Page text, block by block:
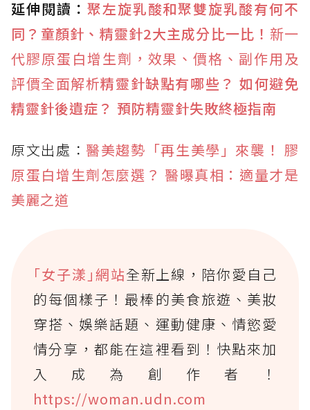
延伸閱讀： 聚左旋乳酸和聚雙旋乳酸有何不
同？童顏針、精靈針2大主成分比一比！ 新一
代膠原蛋白增生劑，效果、價格、副作用及
評價全面解析精靈針缺點有哪些？ 如何避免
精靈針後遺症？ 預防精靈針失敗終極指南
原文出處：醫美趨勢「再生美學」來襲！ 膠
原蛋白增生劑怎麼選？ 醫曝真相：適量才是
美麗之道
｢女子漾｣網站全新上線，陪你愛自己
的每個樣子！最棒的美食旅遊、美妝
穿搭、娛樂話題、運動健康、情慾愛
情分享，都能在這裡看到！快點來加
入成為創作者！
https://woman.udn.com